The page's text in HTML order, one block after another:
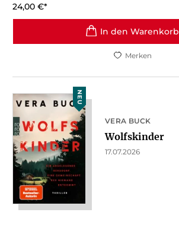
24,00 €*
In den Warenkorb
Merken
NEU
VERA BUCK
Wolfskinder
17.07.2026